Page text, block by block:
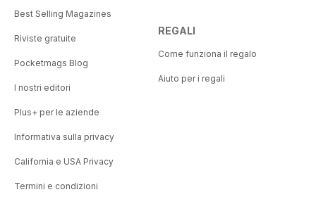
Best Selling Magazines
Riviste gratuite
Pocketmags Blog
I nostri editori
Plus+ per le aziende
Informativa sulla privacy
California e USA Privacy
Termini e condizioni
REGALI
Come funziona il regalo
Aiuto per i regali